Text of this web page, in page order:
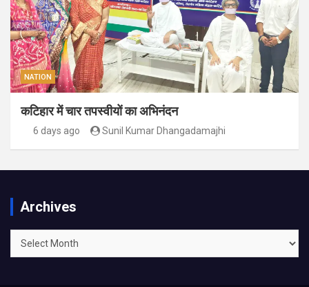
NATION
कटिहार में चार तपस्वीयों का अभिनंदन
6 days ago Sunil Kumar Dhangadamajhi
Archives
Archives